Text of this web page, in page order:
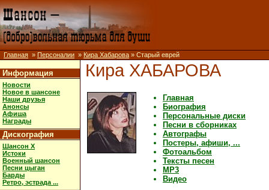
Главная » Персоналии » Кира Хабарова » Старый еврей
Информация
Новости
Новое в шансоне
Наши друзья
Анонсы
Афиша
Награды
Дискография
Шансон X
Истоки
Военный шансон
Песни цыган
Барды
Ретро, эстрада ...
Кира ХАБАРОВА
Главная
Биография
Персональные диски
Песни в сборниках
Автографы
Постеры, афиши, ...
Фотоальбом
Тексты песен
MP3
Видео